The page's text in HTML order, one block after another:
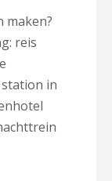
maken?
reis
in